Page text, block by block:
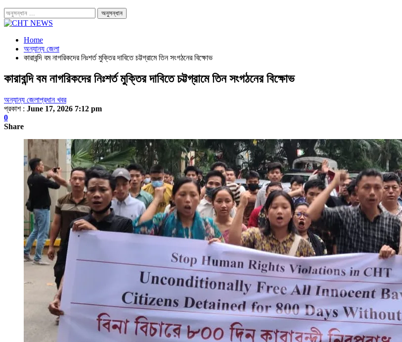
Home
অন্যান্য জেলা
কারাবন্দি বম নাগরিকদের নিঃশর্ত মুক্তির দাবিতে চট্টগ্রামে তিন সংগঠনের বিক্ষোভ
কারাবন্দি বম নাগরিকদের নিঃশর্ত মুক্তির দাবিতে চট্টগ্রামে তিন সংগঠনের বিক্ষোভ
অন্যান্য জেলাপ্রধান খবর
প্রকাশ : June 17, 2026 7:12 pm
0
Share